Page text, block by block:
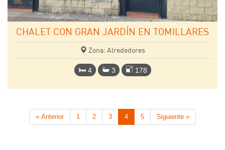
CHALET CON GRAN JARDÍN EN TOMILLARES
Zona: Alrededores
4 3 178
« Anterior 1 2 3 4 5 Siguiente »